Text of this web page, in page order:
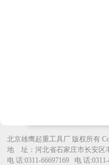
北京雄鹰起重工具厂 版权所有
地 址：河北省石家庄市长安区
电 话:0311-66697169 电 话